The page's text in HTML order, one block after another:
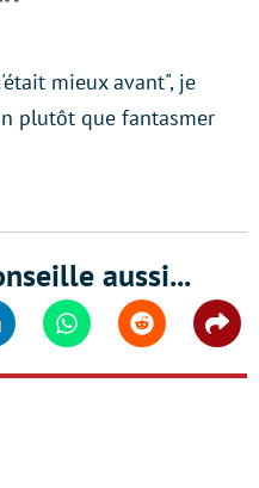
LinkedIn
mieux avant", je
plutôt que fantasmer
aussi...
WhatsappReddit